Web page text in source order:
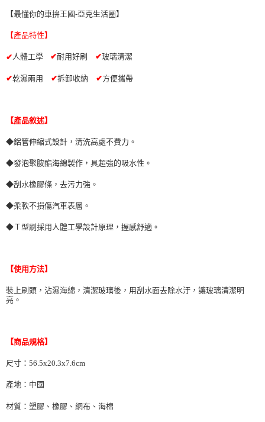
【「AFTEE先享後付」結帳流程】
結帳頁面，進行簡訊認證並確認金額後，即可完成結帳。
３．收到繳費通知簡訊後14天內，點擊此簡訊中的連結，可透過四大超商／
※ 請注意：結帳手續完成當下不需立刻繳費，但若您需要取消訂單，請聯絡
是否繳費成功／繳費後需取消欲退款等相關疑問，請聯繫「AFTEE先享後付
１．透過由恩沛科技股份有限公司提供之「AFTEE先享後付」服務完成之交
權轉讓予恩沛科技股份有限公司。
https://aftee.tw/terms/#terms3
「AFTEE先享後付」，若未經同意申辦者引起之損失，本公司不負相關責
請求用戶進行身份認證。
恩沛科技股份有限公司將有權停止該用戶之使用額度並採取法律行動。
每筆NT$70，滿NT$490(含以上)免運費
【最懂你的車拚王國-亞克生活圈】
【產品特性】
✔ 人體工學 ✔耐用好刷 ✔玻璃清潔
✔乾濕兩用 ✔拆卸收納 ✔方便攜帶
【產品敘述】
◆鋁管伸縮式設計，清洗高處不費力。
◆發泡聚胺酯海綿製作，具超強的吸水性。
◆刮水橡膠條，去污力強。
◆柔軟不損傷汽車表層。
◆Ｔ型刷採用人體工學設計原理，握感舒適。
【使用方法】
裝上刷頭，沾濕海綿，清潔玻璃後，用刮水面去除水汙，讓玻璃清潔明
亮。
【商品規格】
尺寸： 56.5x20.3x7.6cm
產地：中國
材質：塑膠、橡膠、網布、海棉